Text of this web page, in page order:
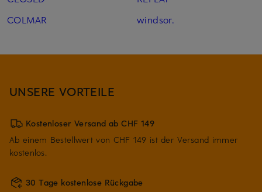
COLMAR
windsor.
UNSERE VORTEILE
Kostenloser Versand ab CHF 149
Ab einem Bestellwert von CHF 149 ist der Versand immer
kostenlos.
30 Tage kostenlose Rückgabe